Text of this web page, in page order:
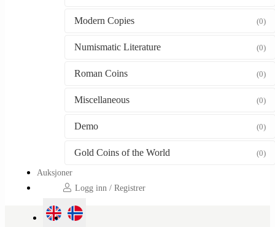
Modern Copies (0)
Numismatic Literature (0)
Roman Coins (0)
Miscellaneous (0)
Demo (0)
Gold Coins of the World (0)
Auksjoner
Logg inn / Registrer